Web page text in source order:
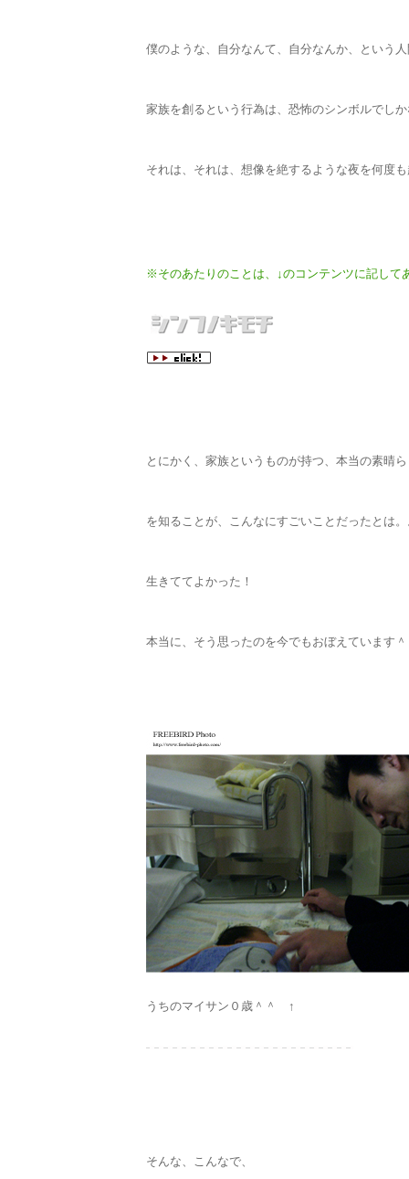
僕のような、自分なんて、自分なんか、という
家族を創るという行為は、恐怖のシンボルでし
それは、それは、想像を絶するような夜を何度
※そのあたりのことは、↓のコンテンツに記して
とにかく、家族というものが持つ、本当の素晴
を知ることが、こんなにすごいことだったとは
生きててよかった！
本当に、そう思ったのを今でもおぼえています
うちのマイサン０歳＾＾ ↑
そんな、こんなで、